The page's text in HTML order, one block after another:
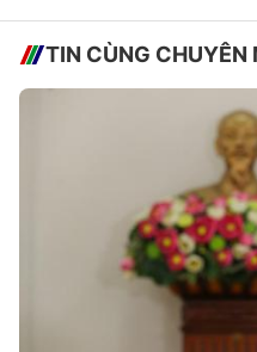
TIN CÙNG CHUYÊN